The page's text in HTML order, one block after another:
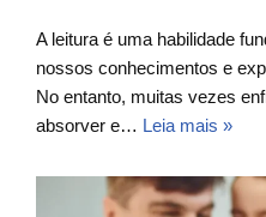
A leitura é uma habilidade
nossos conhecimentos e
No entanto, muitas vezes
absorver e… Leia mais »